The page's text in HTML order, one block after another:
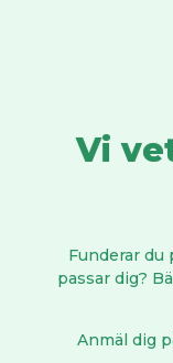
Vi
Funderar du
passar dig?
Anmäl dig